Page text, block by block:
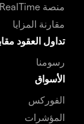
منصة ProRealTime
مقارنة المزايا
تداول العقود
رسومنا
الأسواق
الفوركس
المؤشرات